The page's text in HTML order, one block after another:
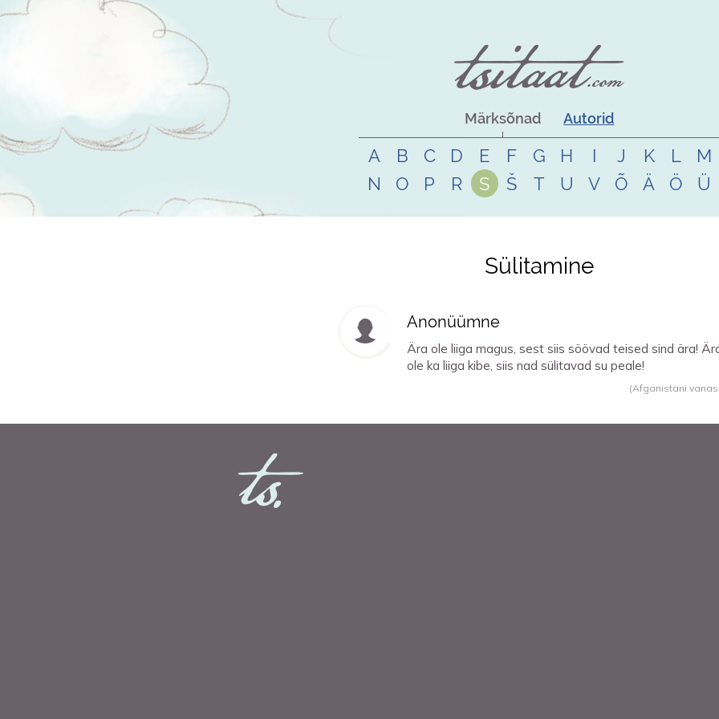
Märksõnad Autorid
A B C D E F G H I J K L
M
N
O P R S Š T U V Õ Ä Ö Ü
Sülitamine
Anonüümne
Ära ole liiga magus, sest siis söövad teised sind ära!
ole ka liiga kibe, siis nad sülitavad su peale!
(Afganistani